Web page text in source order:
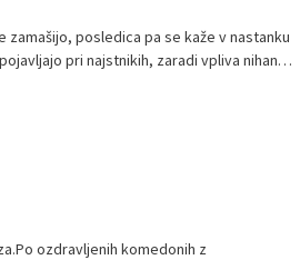
posledica pa se kaže v nastanku
pri najstnikih, zaradi vpliva nihanja
ozdravljenih komedonih z